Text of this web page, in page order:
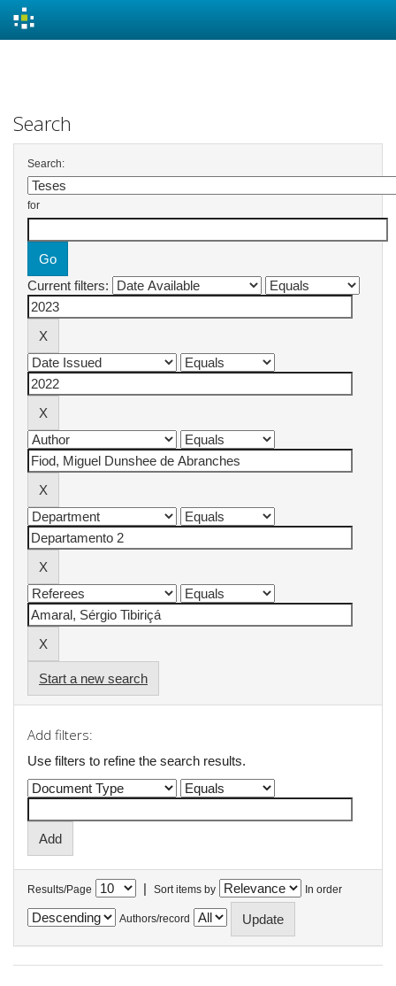
Search
Search:
for
Current filters:
Start a new search
Add filters:
Use filters to refine the search results.
Results/Page | Sort items by In order
Authors/record